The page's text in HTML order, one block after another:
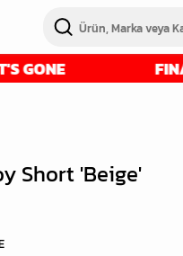
FINAL
Short 'Beige'